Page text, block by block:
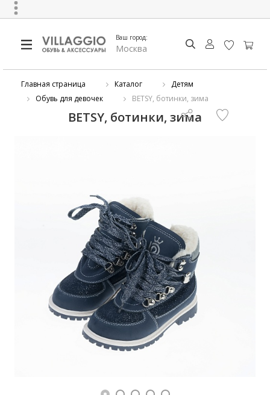
Ваш город:
Москва
Главная страница Каталог
Детям
Обувь для девочек
BETSY, ботинки, зима
BETSY, ботинки, зима